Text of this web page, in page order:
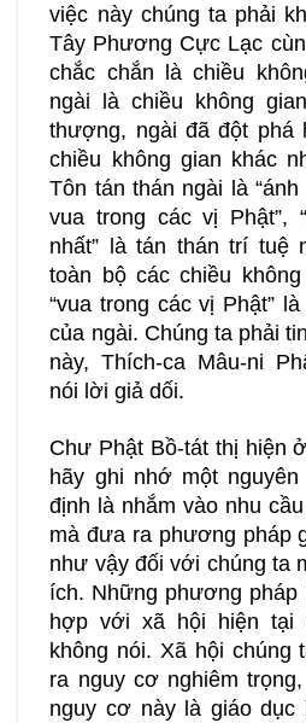
việc này chúng ta phải
Tây Phương Cực Lạc
chắc chắn là chiều
ngài là chiều không
thượng, ngài đã đột phá
chiều không gian khác
Tôn tán thán ngài là
vua trong các vị Phật”,
nhất” là tán thán trí tuệ
toàn bộ các chiều
“vua trong các vị Phật”
của ngài. Chúng ta phải
này, Thích-ca Mâu-ni
nói lời giả dối.
Chư Phật Bồ-tát thị hiện
hãy ghi nhớ một
định là nhắm vào nhu
mà đưa ra phương pháp
như vậy đối với chúng ta
ích. Những phương pháp
hợp với xã hội hiện tại
không nói. Xã hội chúng
ra nguy cơ nghiêm
nguy cơ này là giáo dục